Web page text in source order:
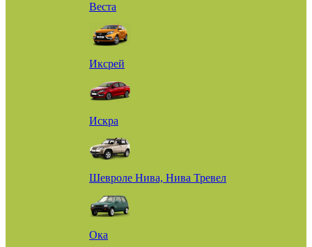
Веста
Иксрей
Искра
Шевроле Нива, Нива Тревел
Ока